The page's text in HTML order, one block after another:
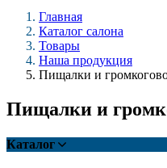
Главная
Каталог салона
Товары
Наша продукция
Пищалки и
Пищалки и
Каталог